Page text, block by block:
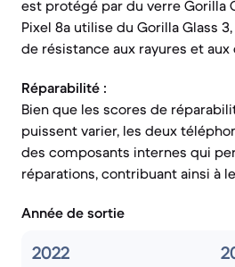
est protégé par du verre Gorilla
Pixel 8a utilise du Gorilla Glass
de résistance aux rayures et
Réparabilité :
Bien que les scores de
puissent varier, les deux
des composants internes qui
réparations, contribuant ainsi à
Année de sortie
2022